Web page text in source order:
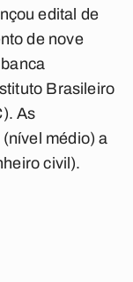
edital de
de nove
Brasileiro
As
médio) a
civil).